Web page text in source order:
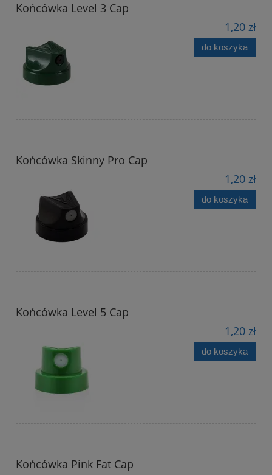
Końcówka Level 3 Cap
1,20 zł
do koszyka
Końcówka Skinny Pro Cap
1,20 zł
do koszyka
Końcówka Level 5 Cap
1,20 zł
do koszyka
Końcówka Pink Fat Cap